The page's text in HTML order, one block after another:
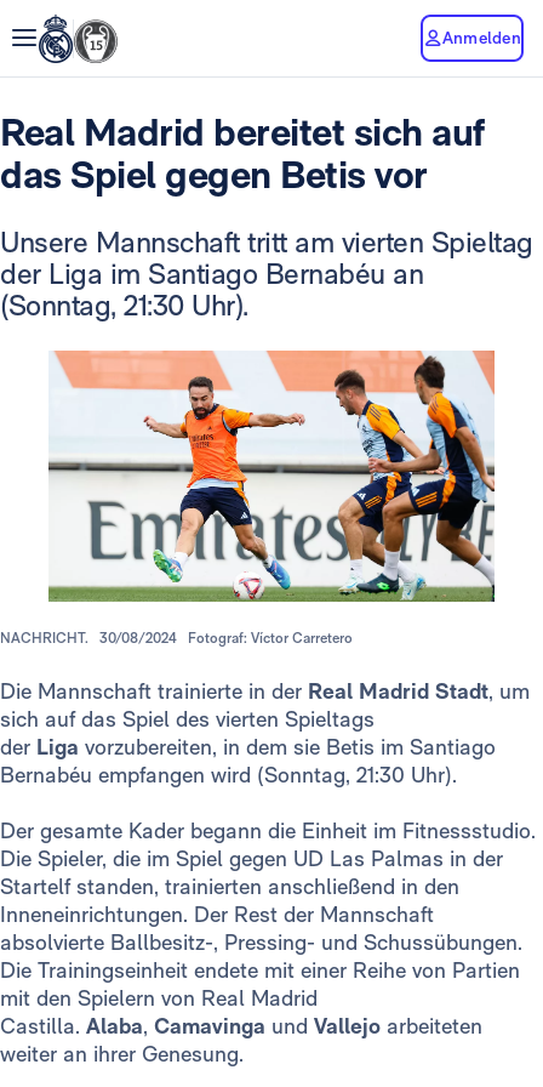
Anmelden
Real Madrid bereitet sich auf
das Spiel gegen Betis vor
Unsere Mannschaft tritt am vierten Spieltag
der Liga im Santiago Bernabéu an
(Sonntag, 21:30 Uhr).
NACHRICHT. 30/08/2024 Fotograf: Víctor Carretero
Die Mannschaft trainierte in der Real Madrid Stadt, um
sich auf das Spiel des vierten Spieltags
der Liga vorzubereiten, in dem sie Betis im Santiago
Bernabéu empfangen wird (Sonntag, 21:30 Uhr).
Der gesamte Kader begann die Einheit im Fitnessstudio.
Die Spieler, die im Spiel gegen UD Las Palmas in der
Startelf standen, trainierten anschließend in den
Inneneinrichtungen. Der Rest der Mannschaft
absolvierte Ballbesitz-, Pressing- und Schussübungen.
Die Trainingseinheit endete mit einer Reihe von Partien
mit den Spielern von Real Madrid
Castilla. Alaba, Camavinga und Vallejo arbeiteten
weiter an ihrer Genesung.